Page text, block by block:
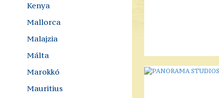
Kenya
Mallorca
Malajzia
Málta
Marokkó
Mauritius